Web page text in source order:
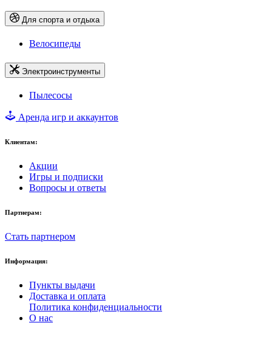
Для спорта и отдыха
Велосипеды
Электроинструменты
Пылесосы
Аренда игр и аккаунтов
Клиентам:
Акции
Игры и подписки
Вопросы и ответы
Партнерам:
Стать партнером
Информация:
Пункты выдачи
Доставка и оплата
Политика конфиденциальности
О нас